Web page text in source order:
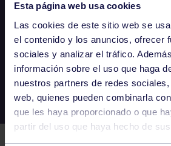
Esta página web usa cookies
Las cookies de este sitio web se
el contenido y los anuncios, ofrecer
sociales y analizar el tráfico.
información sobre el uso que haga
nuestros partners de redes
web, quienes pueden combinarla
que les haya proporcionado o que
partir del uso que haya hecho de